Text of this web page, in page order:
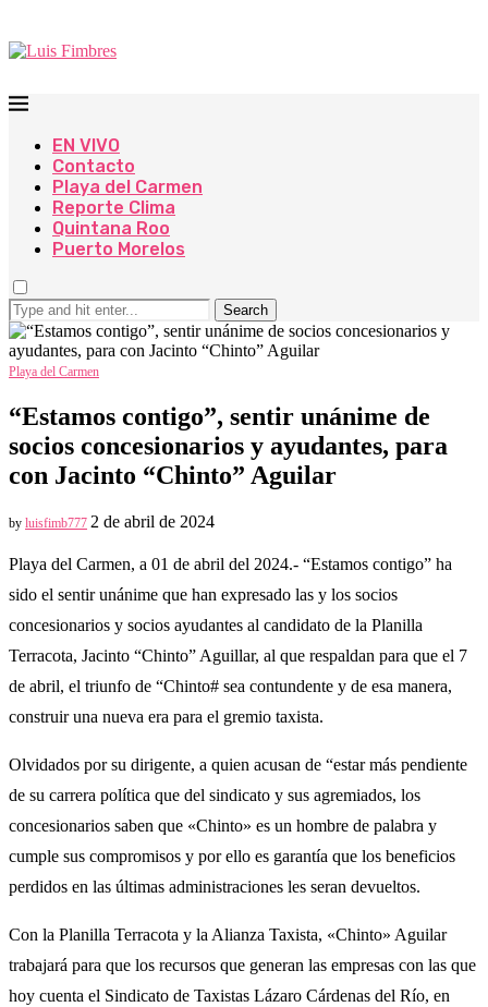
EN VIVO
Contacto
Playa del Carmen
Reporte Clima
Quintana Roo
Puerto Morelos
Search
Playa del Carmen
“Estamos contigo”, sentir unánime de
socios concesionarios y ayudantes, para
con Jacinto “Chinto” Aguilar
by luisfimb777 2 de abril de 2024
Playa del Carmen, a 01 de abril del 2024.- “Estamos contigo” ha
sido el sentir unánime que han expresado las y los socios
concesionarios y socios ayudantes al candidato de la Planilla
Terracota, Jacinto “Chinto” Aguillar, al que respaldan para que el 7
de abril, el triunfo de “Chinto# sea contundente y de esa manera,
construir una nueva era para el gremio taxista.
Olvidados por su dirigente, a quien acusan de “estar más pendiente
de su carrera política que del sindicato y sus agremiados, los
concesionarios saben que «Chinto» es un hombre de palabra y
cumple sus compromisos y por ello es garantía que los beneficios
perdidos en las últimas administraciones les seran devueltos.
Con la Planilla Terracota y la Alianza Taxista, «Chinto» Aguilar
trabajará para que los recursos que generan las empresas con las que
hoy cuenta el Sindicato de Taxistas Lázaro Cárdenas del Río, en